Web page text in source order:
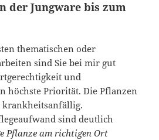
der Jungware bis zum
thematischen oder
sind Sie bei mir gut
und
höchste Priorität. Die Pflanzen
krankheitsanfällig.
sind deutlich
Pflanze am richtigen Ort